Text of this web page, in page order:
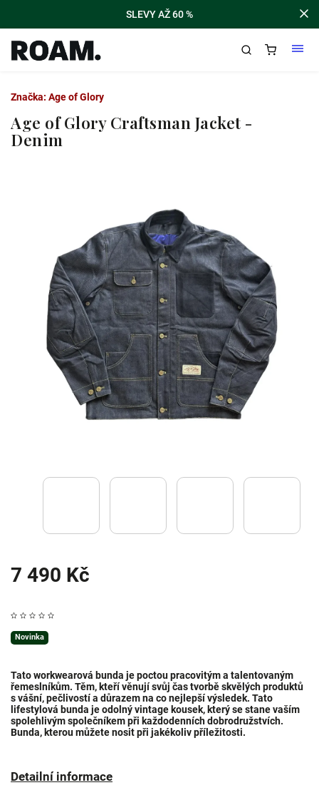
SLEVY AŽ 60 %
Age of Glory Craftsman Jacket -
Denim
7 490 Kč
Novinka
Tato workwearová bunda je poctou pracovitým a talentovaným
řemeslníkům. Těm, kteří věnují svůj čas tvorbě skvělých produktů
s vášní, pečlivostí a důrazem na co nejlepší výsledek. Tato
lifestylová bunda je odolný vintage kousek, který se stane vaším
spolehlivým společníkem při každodenních dobrodružstvích.
Bunda, kterou můžete nosit při jakékoliv příležitosti.
Detailní informace
Značka: Age of Glory